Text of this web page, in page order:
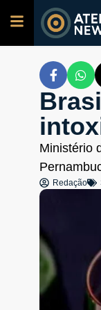
Ministério
Redação